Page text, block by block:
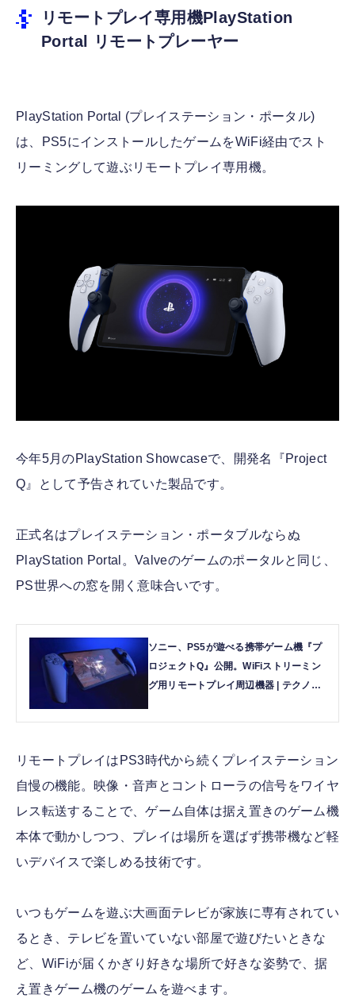
リモートプレイ専用機PlayStation
Portal リモートプレーヤー
PlayStation Portal (プレイステーション・ポータル)
は、PS5にインストールしたゲームをWiFi経由でスト
リーミングして遊ぶリモートプレイ専用機。
今年5月のPlayStation Showcaseで、開発名『Project
Q』として予告されていた製品です。
正式名はプレイステーション・ポータブルならぬ
PlayStation Portal。Valveのゲームのポータルと同じ、
PS世界への窓を開く意味合いです。
ソニー、PS5が遊べる携帯ゲーム機『プ
ロジェクトQ』公開。WiFiストリーミン
グ用リモートプレイ周辺機器 | テクノエ
リモートプレイはPS3時代から続くプレイステーション
自慢の機能。映像・音声とコントローラの信号をワイヤ
レス転送することで、ゲーム自体は据え置きのゲーム機
本体で動かしつつ、プレイは場所を選ばず携帯機など軽
いデバイスで楽しめる技術です。
いつもゲームを遊ぶ大画面テレビが家族に専有されてい
るとき、テレビを置いていない部屋で遊びたいときな
ど、WiFiが届くかぎり好きな場所で好きな姿勢で、据
え置きゲーム機のゲームを遊べます。